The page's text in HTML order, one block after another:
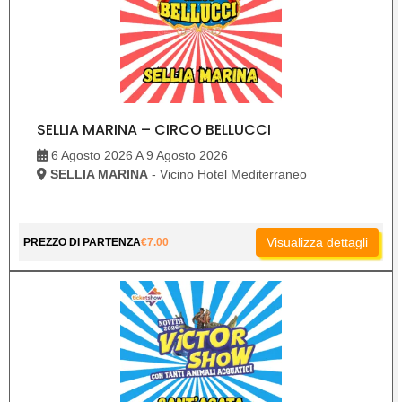
SELLIA MARINA – CIRCO BELLUCCI
6 Agosto 2026 A 9 Agosto 2026
SELLIA MARINA - Vicino Hotel Mediterraneo
PREZZO DI PARTENZA€7.00 Visualizza dettagli